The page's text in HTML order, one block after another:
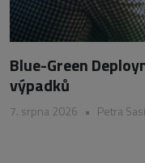
Blue-Green
výpadků
7. srpna 2026 • Petra